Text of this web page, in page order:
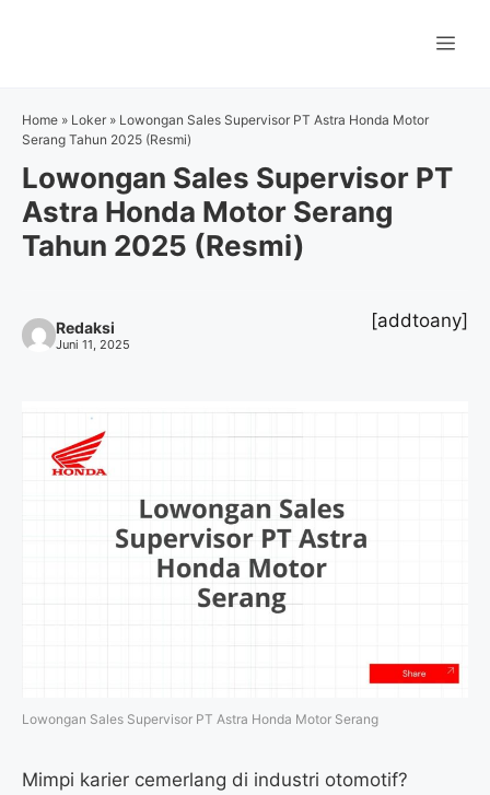
Home » Loker » Lowongan Sales Supervisor PT Astra Honda Motor
Serang Tahun 2025 (Resmi)
Lowongan Sales Supervisor PT
Astra Honda Motor Serang
Tahun 2025 (Resmi)
Redaksi
Juni 11, 2025
[addtoany]
Lowongan Sales Supervisor PT Astra Honda Motor Serang
Mimpi karier cemerlang di industri otomotif?